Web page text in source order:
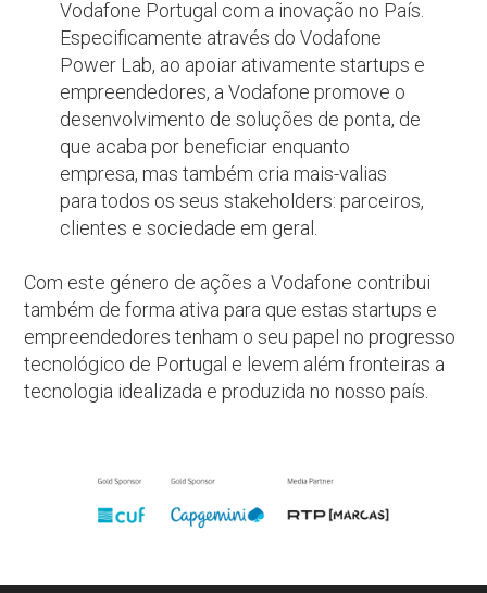
Vodafone Portugal com a inovação no País.
Especificamente através do Vodafone
Power Lab, ao apoiar ativamente startups e
empreendedores, a Vodafone promove o
desenvolvimento de soluções de ponta, de
que acaba por beneficiar enquanto
empresa, mas também cria mais-valias
para todos os seus stakeholders: parceiros,
clientes e sociedade em geral.
Com este género de ações a Vodafone contribui
também de forma ativa para que estas startups e
empreendedores tenham o seu papel no progresso
tecnológico de Portugal e levem além fronteiras a
tecnologia idealizada e produzida no nosso país.